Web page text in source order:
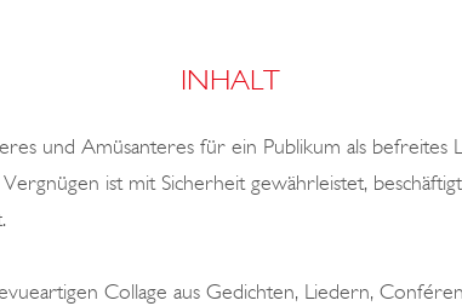
INHALT
und Amüsanteres für ein Publikum als befreites
ist mit Sicherheit gewährleistet,
Collage aus Gedichten, Liedern,